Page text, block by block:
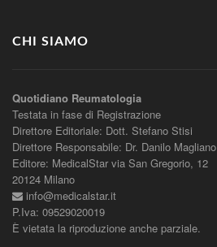
CHI SIAMO
Quotidiano Reumatologia
Testata in fase di Registrazione
Direttore Editoriale: Dott. Stefano Stisi
Direttore Responsabile: Dr. Danilo Magliano
Editore: MedicalStar via San Gregorio, 12
20124 Milano
info@medicalstar.it
P.Iva: 09529020019
È vietata la riproduzione anche parziale.